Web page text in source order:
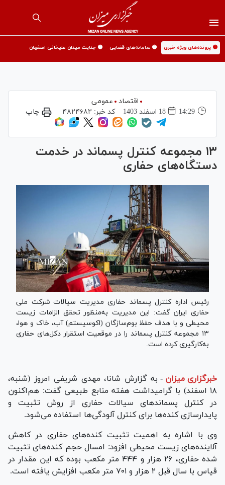
🟡 پرونده‌های ویژه خبری 🟡 سامانه‌های قضایی 🟡 جنایت میدان علیخانی اصفهان
اقتصاد
عمومی
14:29
18 اسفند 1403 کد خبر: ۴۸۲۴۶۸۲ چاپ
۱۳ مجموعه کنترل پسماند در خدمت
دستگاه‌های حفاری
رئیس اداره کنترل پسماند حفاری مدیریت سیالات شرکت ملی
حفاری ایران گفت: این مدیریت به‌منظور تحقق الزامات زیست
محیطی و با هدف حفظ بوم‌سازگان (اکوسیستم) آب، خاک و هوا،
۱۳ مجموعه کنترل پسماند را در موقعیت استقرار دکل‌های حفاری
به‌کارگیری کرده است.
خبرگزاری میزان - به گزارش شانا، مهدی شریفی امروز (شنبه،
۱۸ اسفند) با گرامیداشت هفته منابع طبیعی گفت: هم‌اکنون
در کنترل پسماند‌های سیالات حفاری از روش تثبیت و
پایدارسازی کنده‌ها برای کنترل آلودگی‌ها استفاده می‌شود.
وی با اشاره به اهمیت تثبیت کنده‌های حفاری در کاهش
آلاینده‌های زیست محیطی افزود: امسال حجم کنده‌های تثبیت
شده حفاری، ۲۶ هزار و ۴۴۴ متر مکعب بوده که این مقدار در
قیاس با سال قبل ۲ هزار و ۷۰۱ متر مکعب افزایش یافته است.